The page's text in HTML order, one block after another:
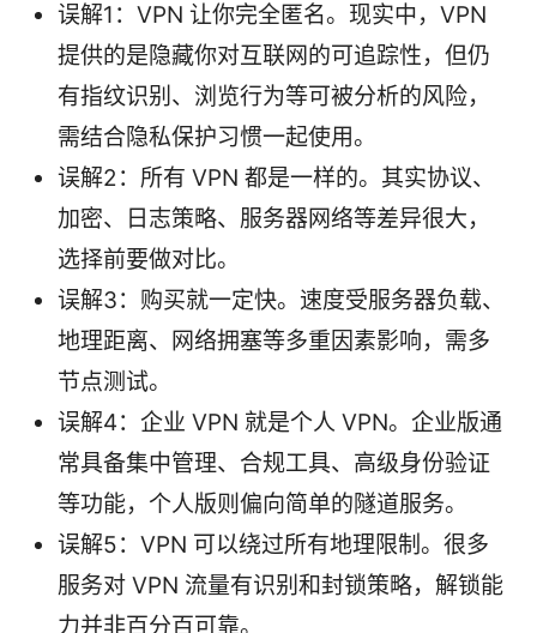
误解1：VPN 让你完全匿名。现实中，VPN
提供的是隐藏你对互联网的可追踪性，但仍
有指纹识别、浏览行为等可被分析的风险，
需结合隐私保护习惯一起使用。
误解2：所有 VPN 都是一样的。其实协议、
加密、日志策略、服务器网络等差异很大，
选择前要做对比。
误解3：购买就一定快。速度受服务器负载、
地理距离、网络拥塞等多重因素影响，需多
节点测试。
误解4：企业 VPN 就是个人 VPN。企业版通
常具备集中管理、合规工具、高级身份验证
等功能，个人版则偏向简单的隧道服务。
误解5：VPN 可以绕过所有地理限制。很多
服务对 VPN 流量有识别和封锁策略，解锁能
力并非百分百可靠。